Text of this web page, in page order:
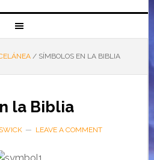
/SÍMBOLOS EN LA BIBLIA
la Biblia
LEAVE A COMMENT